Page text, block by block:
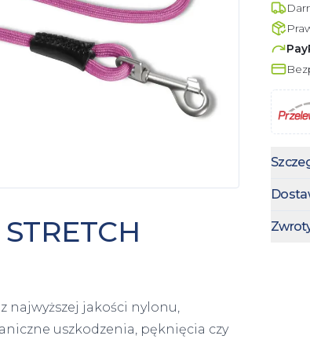
najwyższej jakości nylonu,
uszkodzenia, pęknięcia czy